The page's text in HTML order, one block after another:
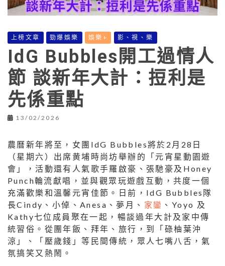
上榜文章 勁爆娛樂 娛樂+ 影、視、樂
IdG Bubbles開工過情人
節 談新年大計：𢭃利是
先係重點
13/02/2026
農曆新年將至，女團IdG Bubbles將於2月28日
（星期六）出席黄埔時尚坊舉辦的「元宵星動園遊
會」，活動還有人氣歌手羅啟豪、張馳豪及Honey
Punch輪流獻唱，並與觀眾玩遊戲互動，共度一個
充滿歡樂和溫馨元宵佳節。日前，IdG Bubbles隊
長Cindy、小倬、Anesa、夢月、 家鑾 、Yoyo 及
Kathy七位成員聚在一起，暢談過年大計及家中傳
統習俗。從團年飯、拜年、旅行，到「碌柚葉沖
涼」、「壓歲錢」等民間傳統，眾人七嘴八舌，氣
氛搞笑又熱鬧。